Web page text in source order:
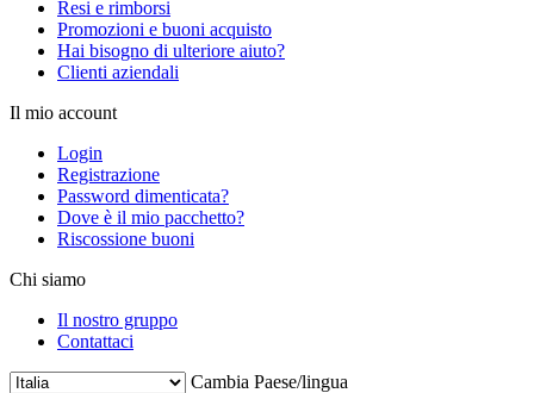
Resi e rimborsi
Promozioni e buoni acquisto
Hai bisogno di ulteriore aiuto?
Clienti aziendali
Il mio account
Login
Registrazione
Password dimenticata?
Dove è il mio pacchetto?
Riscossione buoni
Chi siamo
Il nostro gruppo
Contattaci
Cambia Paese/lingua